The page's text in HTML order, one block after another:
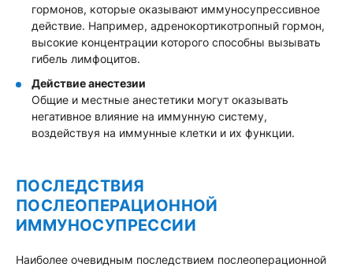
гормонов, которые оказывают иммуносупрессивное
действие. Например, адренокортикотропный гормон,
высокие концентрации которого способны вызывать
гибель лимфоцитов.
Действие анестезии
Общие и местные анестетики могут оказывать
негативное влияние на иммунную систему,
воздействуя на иммунные клетки и их функции.
ПОСЛЕДСТВИЯ
ПОСЛЕОПЕРАЦИОННОЙ
ИММУНОСУПРЕССИИ
Наиболее очевидным последствием послеоперационной